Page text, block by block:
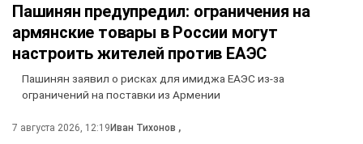
Пашинян предупредил: ограничения на
армянские товары в России могут
настроить жителей против ЕАЭС
Пашинян заявил о рисках для имиджа ЕАЭС из-за
ограничений на поставки из Армении
7 августа 2026, 12:19Иван Тихонов ,